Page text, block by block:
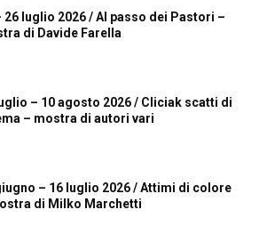
26 luglio 2026 / Al passo dei Pastori –
di Davide Farella
– 10 agosto 2026 / Cliciak scatti di
– mostra di autori vari
– 16 luglio 2026 / Attimi di colore
di Milko Marchetti